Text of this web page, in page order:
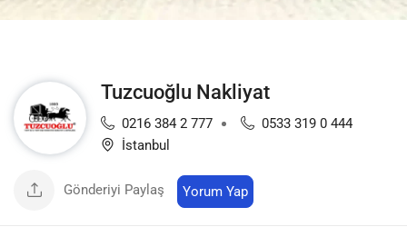
Tuzcuoğlu Nakliyat
0216 384 2 777
0533 319 0 444
İstanbul
Gönderiyi Paylaş Yorum Yap